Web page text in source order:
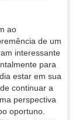
ao
de um
interessante
para
estar em sua
continuar a
perspectiva
oportuno.